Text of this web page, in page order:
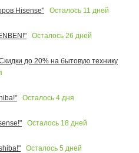
Hisense"
Осталось 11 дней
Осталось 26 дней
до 20% на бытовую технику
Осталось 4 дня
Осталось 18 дней
Осталось 5 дней